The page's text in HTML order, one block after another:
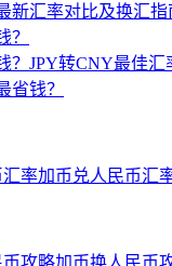
新汇率对比及换汇指
？
？JPY转CNY最佳汇
省钱？
汇率加币兑人民币汇
攻略加币换人民币